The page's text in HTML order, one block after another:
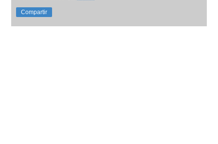
Compartir